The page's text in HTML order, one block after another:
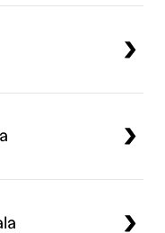
sliku i
pronaći veliki izbor